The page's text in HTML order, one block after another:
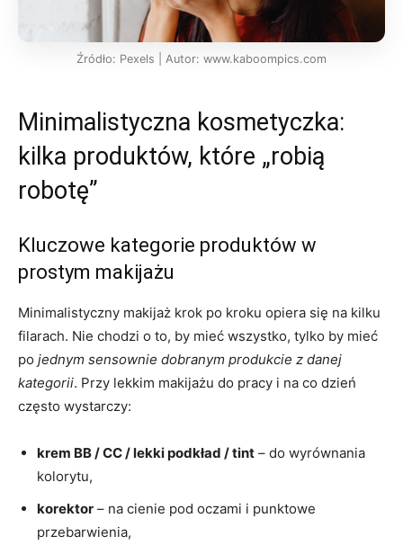
Źródło: Pexels | Autor: www.kaboompics.com
Minimalistyczna kosmetyczka:
kilka produktów, które „robią
robotę”
Kluczowe kategorie produktów w
prostym makijażu
Minimalistyczny makijaż krok po kroku opiera się na kilku
filarach. Nie chodzi o to, by mieć wszystko, tylko by mieć
po jednym sensownie dobranym produkcie z danej
kategorii. Przy lekkim makijażu do pracy i na co dzień
często wystarczy:
krem BB / CC / lekki podkład / tint – do wyrównania
kolorytu,
korektor – na cienie pod oczami i punktowe
przebarwienia,